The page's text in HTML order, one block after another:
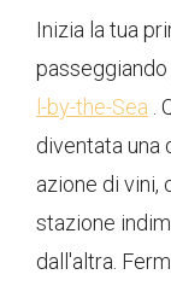
Inizia la tua
l-by-the-Sea .
diventata una
azione di vini,
stazione
dall'altra.